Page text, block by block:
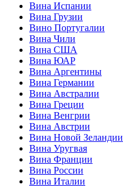
Вина Испании
Вина Грузии
Вино Португалии
Вина Чили
Вина США
Вина ЮАР
Вина Аргентины
Вина Германии
Вина Австралии
Вина Греции
Вина Венгрии
Вина Австрии
Вина Новой Зеландии
Вина Уругвая
Вина Франции
Вина России
Вина Италии